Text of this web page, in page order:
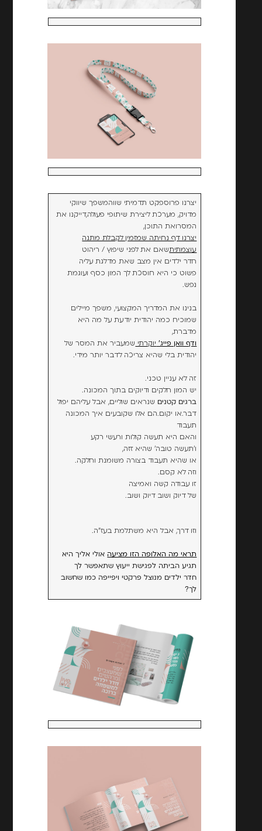
יצרנו פרוספקט תדמיתי שווהמשפך שיווקי
מדויק, מערכת ליצירת שיתופי פעולה,דייקנו את
המסרואת התוכן,
יצרנו דף נחיתה שמזמין לקבלת מתנה
עוצמתיתשאם את לפני שיפוץ / ריהוט
חדר ילדים אין מצב שאת מדלגת עליה
פשוט כי היא חוסכת לך המון כסף ועוגמת
נפש.
בנינו את המדריך המקצועי, משפך מיילים
שמוכיח כמה יהודית יודעת על מה היא
מדברת,
ודף וואן פייג' יוקרתי שמעביר את המסר של
יהודית בלי שהיא צריכה לדבר יותר מידי.
זה לא עניין טכני.
יש המון חלקים ודיוקים בתוך המכונה.
ברגים קטנים שנראים שוליים, אבל עליהם יפול
דבר.או יקום.הם אלו שקובעים איך המכונה
תעבוד
והאם היא תעשה קולות ורעשי רקע
ו'תעשה טובה' שהיא זזה,
או שהיא תעבוד בצורה משומנת וחלקה.
וזה לא קסם.
זו עבודה קשה ואמיצה
של דיוק ושוב דיוק ושוב.
וזו דרך, אבל היא משתלמת בעז"ה.
תראי מה האלופה הזו מציעה אולי אליך היא
תגיע הביתה לפגישת ייעוץ שתאפשר לך
חדר ילדים מנוצל פרקטי ויפייפה כמו שחשוב
לך?